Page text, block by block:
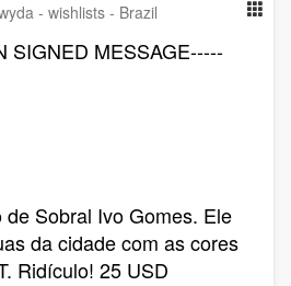
- wishlists - Brazil
SIGNED MESSAGE-----
Sobral Ivo Gomes. Ele
da cidade com as cores
Ridículo! 25 USD